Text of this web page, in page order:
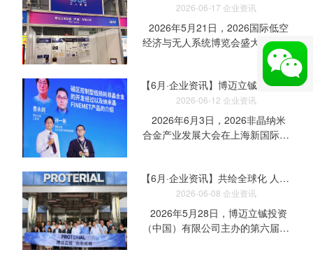
2026-06-17 企业资讯
2026年5月21日，2026国际低空
经济与无人系统博览会盛大开幕。
本次展会展览面积达110,000平方
米，汇聚参展企业1,220家，吸引
专业观众187,351人次，举办各类
活动132场。亮眼数字的背后，不
仅展现出展会的高度人气，更是国
内低空经济产业蓬勃发展的真实缩
影。 作为国内规模领先的无人机
业链上下游企业，全面覆盖
eVTOL、工业巡检、消防救援、农
景，集中呈现低空经济的技术进步
与产业活力。 博迈立城投资（中
【6月·企业资讯】博迈立铖亮相2026非晶纳米合金产业发展大会
2026-06-12 企业资讯
2026年6月3日，2026非晶纳米
合金产业发展大会在上海新国际博
博迈立铖投资（中国）有限公司动
力与电子材料部孙一新先生联袂登
台， 共同发表了题为《磁区控制
型低损耗非晶合金的开发历程》的
精彩报告。 报告系统梳理了该
【6月·企业资讯】共绘全球化 人才战略新蓝图-第六届博迈立铖大中华区人事会议圆满举行
2026-06-08 企业资讯
2026年5月28日，博迈立铖投资
（中国）有限公司主办的第六届博